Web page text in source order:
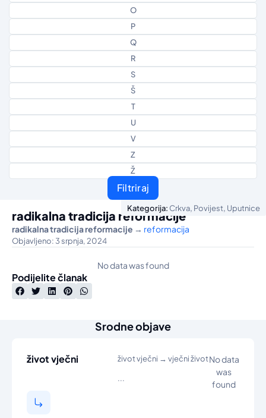
O
P
Q
R
S
Š
T
U
V
Z
Ž
Filtriraj
Kategorija: Crkva, Povijest, Uputnice
radikalna tradicija reformacije
radikalna tradicija reformacije → reformacija
Objavljeno: 3 srpnja, 2024
No data was found
Podijelite članak
Srodne objave
život vječni život vječni → vječni život
...
No data
was
found